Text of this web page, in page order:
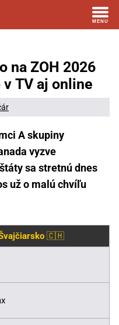
na ZOH 2026
TV aj online
A skupiny
vyzve
sa stretnú dnes
už o malú chvíľu
🇨🇭